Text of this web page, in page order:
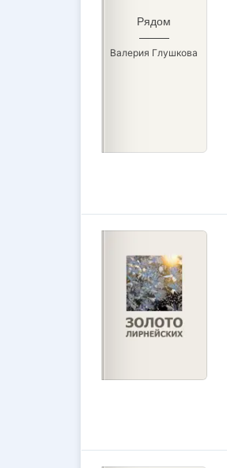
Рядом
Валерия Глушкова